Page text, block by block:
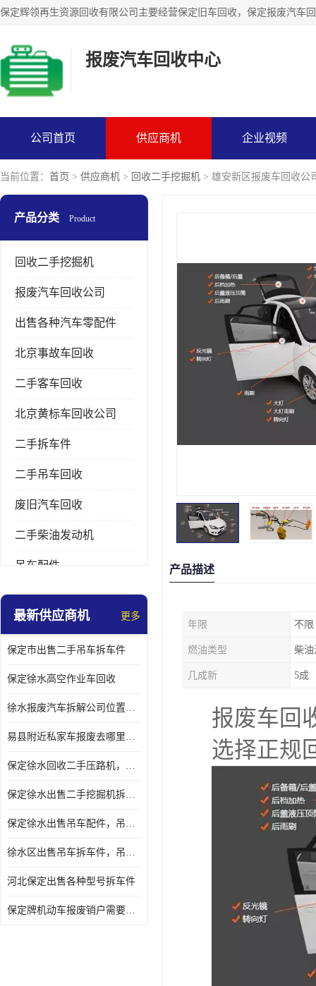
报废汽车回收中心
公司首页 供应商机 企业视频
当前位置： 首页 > 供应商机 > 回收二手挖掘机 > 雄安新区报废车回收公
产品分类 Product
回收二手挖掘机
报废汽车回收公司
出售各种汽车零配件
北京事故车回收
二手客车回收
北京黄标车回收公司
二手拆车件
二手吊车回收
废旧汽车回收
二手柴油发动机
吊车配件
挖掘机拆车件
最新供应商机 更多
保定市出售二手吊车拆车件
保定徐水高空作业车回收
徐水报废汽车拆解公司位置，出售二手拆车件发动机
易县附近私家车报废去哪里，咨询车辆销户流程电话
保定徐水回收二手压路机，压路机拆解市场在哪
保定徐水出售二手挖掘机拆车件，挖掘机配件，液压件出售
保定徐水出售吊车配件，吊车拆车件出售
徐水区出售吊车拆车件，吊车液压件，吊车发动机变速箱出售
河北保定出售各种型号拆车件
保定牌机动车报废销户需要带哪些手续，流程咨询
产品描述
年限 不限
燃油类型 柴油
几成新 5成
报废车回
选择正规